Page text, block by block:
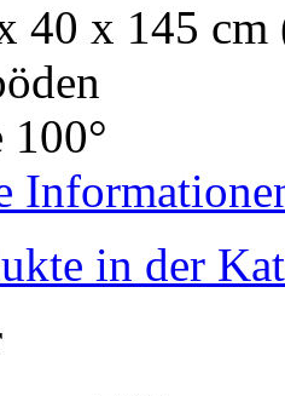
40 x 145
100°
in der